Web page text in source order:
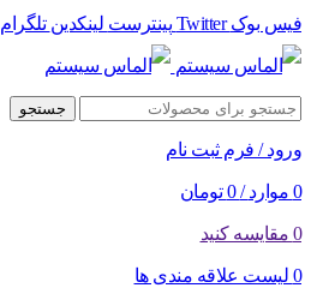
فیس بوک Twitter پینترست لینکدین تلگرام
جستجو
ورود / فرم ثبت نام
0 موارد /
0 تومان
0 مقایسه کنید
0 لیست علاقه مندی ها